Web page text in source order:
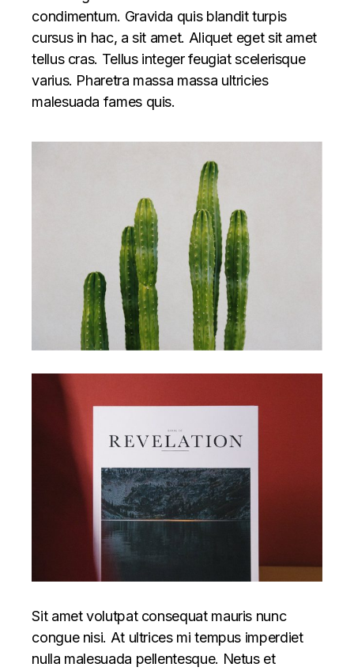
condimentum. Gravida quis blandit turpis
cursus in hac, a sit amet. Aliquet eget sit amet
tellus cras. Tellus integer feugiat scelerisque
varius. Pharetra massa massa ultricies
malesuada fames quis.
Sit amet volutpat consequat mauris nunc
congue nisi. At ultrices mi tempus imperdiet
nulla malesuada pellentesque. Netus et